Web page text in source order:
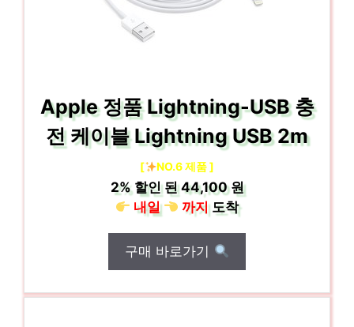
Apple 정품 Lightning-USB 충
전 케이블 Lightning USB 2m
[ NO.6 제품 ]
2%할인 된44,100 원
내일
까지도착
구매 바로가기